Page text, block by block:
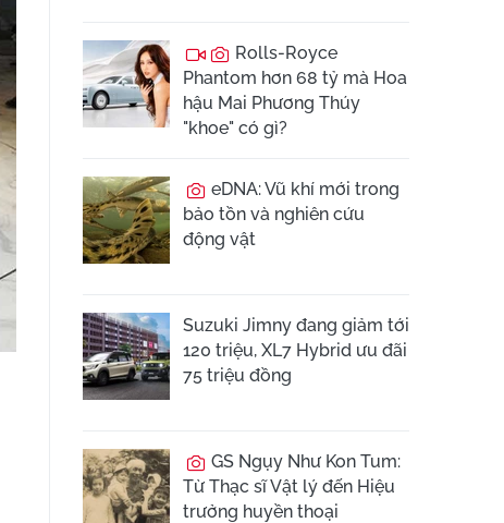
Rolls-Royce
Phantom hơn 68 tỷ mà Hoa
hậu Mai Phương Thúy
"khoe" có gì?
eDNA: Vũ khí mới trong
bảo tồn và nghiên cứu
động vật
Suzuki Jimny đang giảm tới
120 triệu, XL7 Hybrid ưu đãi
75 triệu đồng
GS Ngụy Như Kon Tum:
Từ Thạc sĩ Vật lý đến Hiệu
trưởng huyền thoại